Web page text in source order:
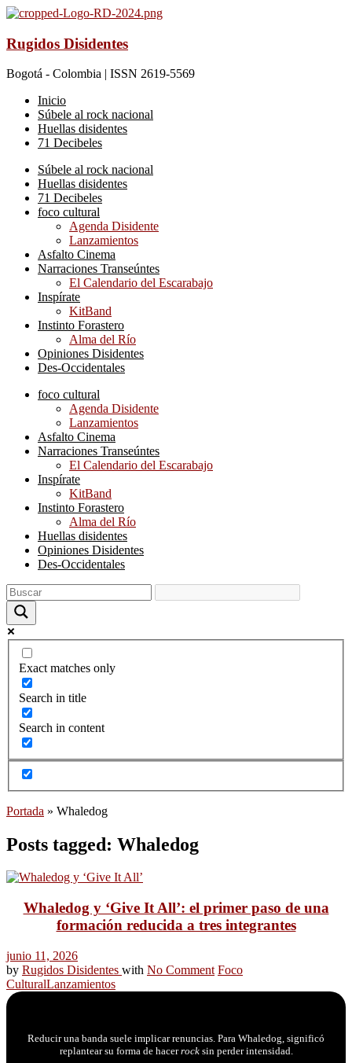
Rugidos Disidentes
Bogotá - Colombia | ISSN 2619-5569
Inicio
Súbele al rock nacional
Huellas disidentes
71 Decibeles
Súbele al rock nacional
Huellas disidentes
71 Decibeles
foco cultural
Agenda Disidente
Lanzamientos
Asfalto Cinema
Narraciones Transeúntes
El Calendario del Escarabajo
Inspírate
KitBand
Instinto Forastero
Alma del Río
Opiniones Disidentes
Des-Occidentales
foco cultural
Agenda Disidente
Lanzamientos
Asfalto Cinema
Narraciones Transeúntes
El Calendario del Escarabajo
Inspírate
KitBand
Instinto Forastero
Alma del Río
Huellas disidentes
Opiniones Disidentes
Des-Occidentales
Exact matches only
Search in title
Search in content
Portada » Whaledog
Posts tagged: Whaledog
Whaledog y ‘Give It All’: el primer paso de una
formación reducida a tres integrantes
junio 11, 2026
by Rugidos Disidentes with No Comment Foco
CulturalLanzamientos
Reducir una banda suele implicar renuncias. Para Whaledog, significó
replantear su forma de hacerrock sin perder intensidad.